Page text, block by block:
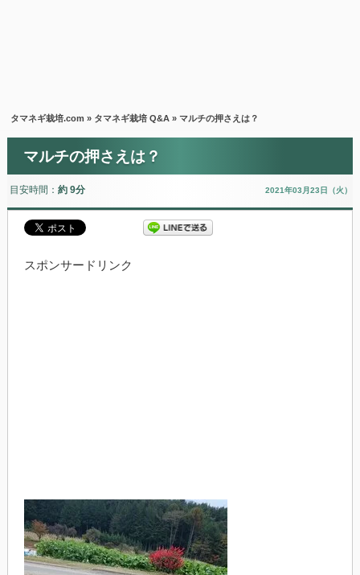
タマネギ栽培.com » タマネギ栽培 Q&A » マルチの押さえは？
マルチの押さえは？
目安時間： 約 9分 2021年03月23日（火）
スポンサードリンク